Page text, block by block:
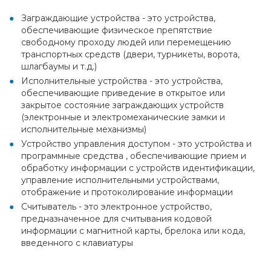
Заграждающие устройства - это устройства,
обеспечивающие физическое препятствие
свободному проходу людей или перемещению
транспортных средств (двери, турникеты, ворота,
шлагбаумы и т.д.)
Исполнительные устройства - это устройства,
обеспечивающие приведение в открытое или
закрытое состояние заграждающих устройств
(электронные и электромеханические замки и
исполнительные механизмы)
Устройство управления доступом - это устройства и
программные средства , обеспечивающие прием и
обработку информации с устройств идентификации,
управление исполнительными устройствами,
отображение и протоколирование информации
Считыватель - это электронное устройство,
предназначенное для считывания кодовой
информации с магнитной карты, брелока или кода,
введенного с клавиатуры